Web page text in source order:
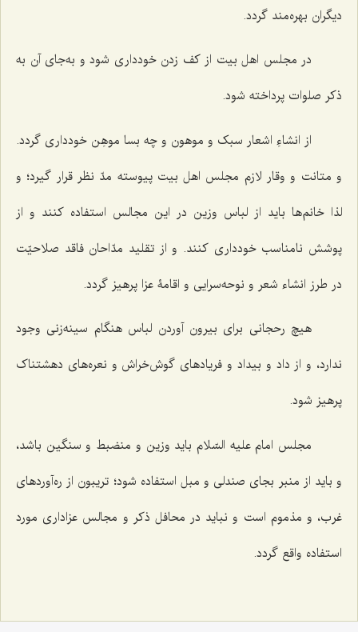
دیگران بهره‌مند گردد.
در مجلس اهل‌ بیت از کف زدن خودداری شود و به‌جای آن به
ذکر صلوات پرداخته شود.
از انشاءِ اشعار سبک و موهون و چه بسا موهِن خودداری گردد.
و متانت و وقار لازم مجلس اهل بیت پیوسته مدّ نظر قرار گیرد؛ و
لذا خانم‌ها باید از لباس وزین در این مجالس استفاده کنند و از
پوشش نا‌مناسب خودداری کنند. و از تقلید مدّاحان فاقد صلاحیّت
در طرز انشاء شعر و نوحه‌سرایی و اقامۀ عزا پرهیز گردد.
هیچ رحجانی برای بیرون آوردن لباس هنگام سینه‌زنی وجود
ندارد، و از داد و بیداد و فریادهای گوش‌خراش و نعره‌های دهشتناک
پرهیز شود.
مجلس امام علیه السّلام باید وزین و منضبط و سنگین باشد،
و باید از منبر ‌بجای صندلی و مبل استفاده شود؛ تریبون از ره‌آوردهای
غرب، و مذموم است و نباید در محافل ذکر و مجالس عزاداری مورد
استفاده واقع گردد.